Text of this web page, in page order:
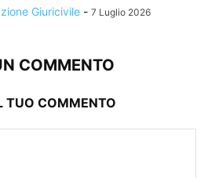
Giuricivile - 7 Luglio 2026
COMMENTO
TUO COMMENTO